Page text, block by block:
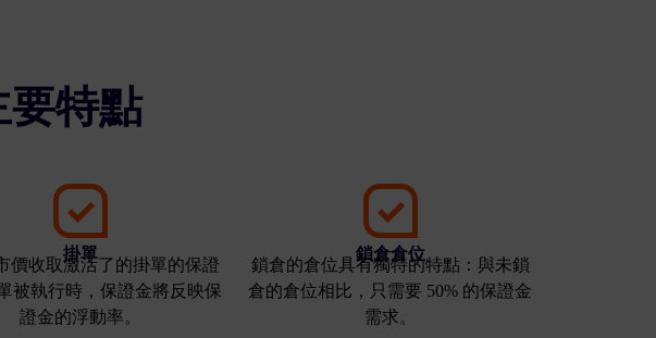
要特點
掛單
價收取激活了的掛單的保證
被執行時，保證金將反映保
證金的浮動率。
鎖倉倉位
鎖倉的倉位具有獨特的特點：與未鎖
倉的倉位相比，只需要 50% 的保證金
需求。